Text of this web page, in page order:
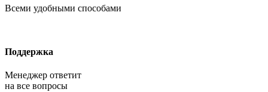
Всеми удобными способами
Поддержка
Менеджер ответит
на все вопросы